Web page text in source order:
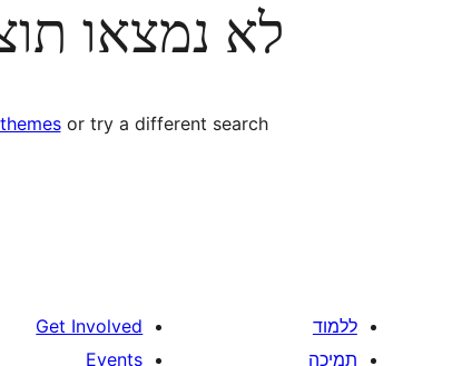
לא נמצאו
or try a different search.
ללמוד
תמיכה
Get Involved
Events